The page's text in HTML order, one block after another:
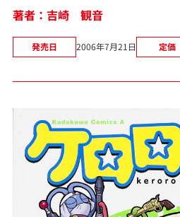
著者：吉崎 観音
発売日 2006年7月21日 定価